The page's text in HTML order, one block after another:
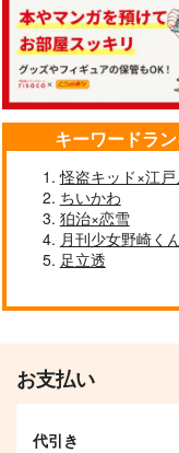
キーワードラ
怪盗キッド×江
ちいかわ
狛治×恋雪
月刊少女野崎く
足立透
お支払い
代引き